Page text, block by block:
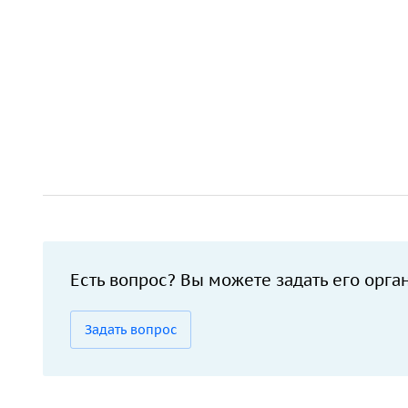
Есть вопрос? Вы можете задать его
Задать вопрос